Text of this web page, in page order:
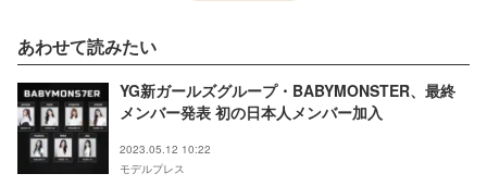
あわせて読みたい
YG新ガールズグループ・BABYMONSTER、最終
メンバー発表 初の日本人メンバー加入
2023.05.12 10:22
モデルプレス